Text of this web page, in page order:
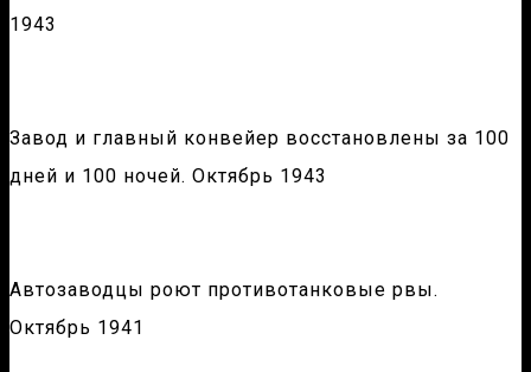
1943
Завод и главный конвейер восстановлены за 100
дней и 100 ночей. Октябрь 1943
Автозаводцы роют противотанковые рвы.
Октябрь 1941